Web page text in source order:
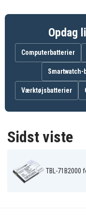
Opdag
Computerbatterier
Værktøjsbatterier
Sidst viste
TBL-71B2000